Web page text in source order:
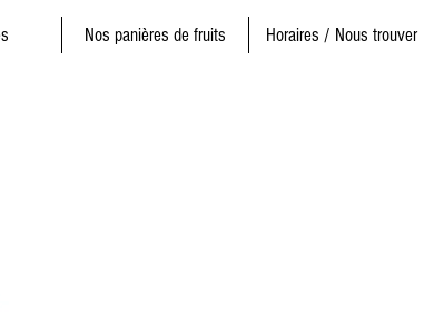
Nos panières de fruits Horaires / Nous trouver